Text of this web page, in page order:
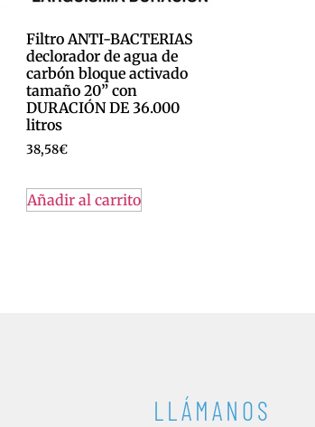
Filtro ANTI-BACTERIAS
declorador de agua de
carbón bloque activado
tamaño 20” con
DURACIÓN DE 36.000
litros
38,58€
Añadir al carrito
LLÁMANOS